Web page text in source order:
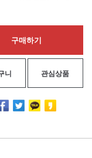
구매하기
니 관심상품